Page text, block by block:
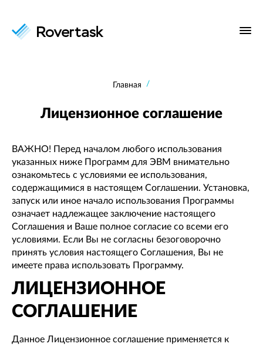
Главная
Лицензионное соглашение
ВАЖНО! Перед началом любого использования
указанных ниже Программ для ЭВМ внимательно
ознакомьтесь с условиями ее использования,
содержащимися в настоящем Соглашении. Установка,
запуск или иное начало использования Программы
означает надлежащее заключение настоящего
Соглашения и Ваше полное согласие со всеми его
условиями. Если Вы не согласны безоговорочно
принять условия настоящего Соглашения, Вы не
имеете права использовать Программу.
ЛИЦЕНЗИОННОЕ
СОГЛАШЕНИЕ
Данное Лицензионное соглашение применяется к